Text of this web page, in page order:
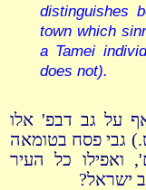
distinguishes
town which
a Tamei
does not).
על גב דבפ' אלו
גבי פסח בטומאה
ואפילו כל העיר
ישראל?